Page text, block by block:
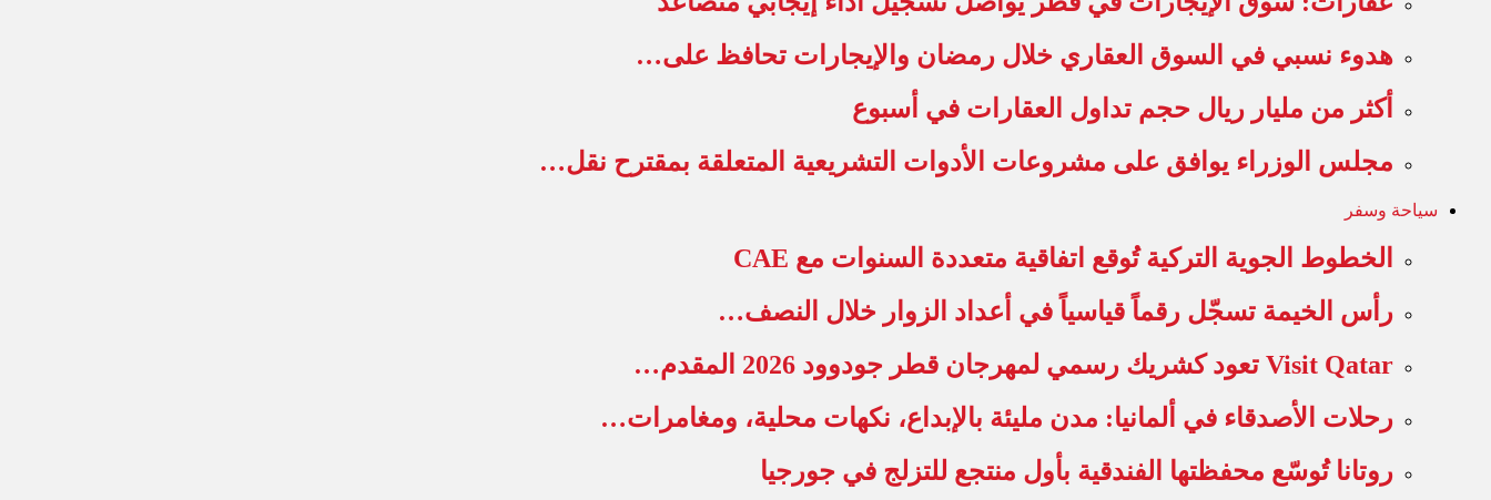
هدوء نسبي في السوق العقاري خلال رمضان والإيجارات تحافظ على…
أكثر من مليار ريال حجم تداول العقارات في أسبوع
مجلس الوزراء يوافق على مشروعات الأدوات التشريعية المتعلقة بمقترح نقل…
سياحة وسفر
الخطوط الجوية التركية تُوقع اتفاقية متعددة السنوات مع CAE
رأس الخيمة تسجّل رقماً قياسياً في أعداد الزوار خلال النصف…
Visit Qatar تعود كشريك رسمي لمهرجان قطر جودوود 2026 المقدم…
رحلات الأصدقاء في ألمانيا: مدن مليئة بالإبداع، نكهات محلية، ومغامرات…
روتانا تُوسّع محفظتها الفندقية بأول منتجع للتزلج في جورجيا